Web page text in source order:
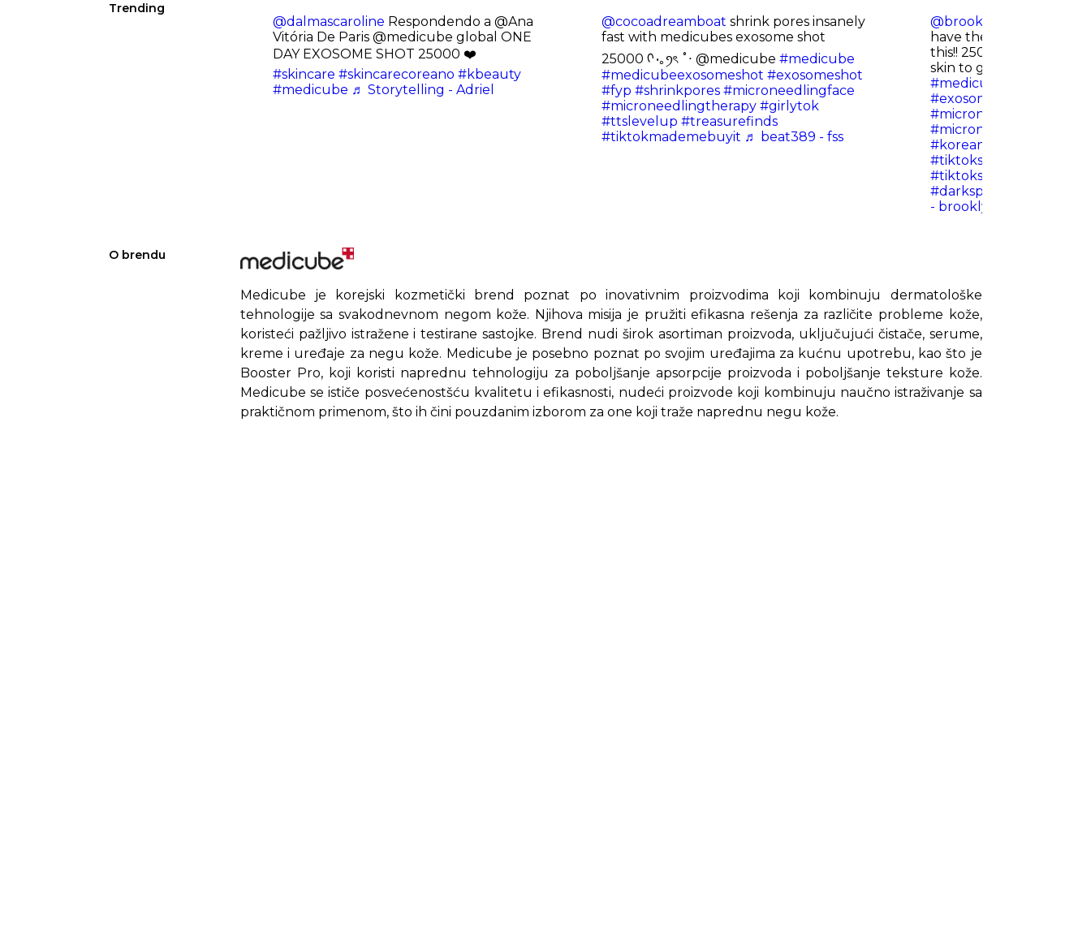
Trending
@dalmascaroline Respondendo a @Ana
Vitória De Paris @medicube global ONE
DAY EXOSOME SHOT 25000 ❤️
#skincare #skincarecoreano #kbeauty
#medicube ♬ Storytelling - Adriel
@cocoadreamboat shrink pores insanely
fast with medicubes exosome shot
25000 ᡣ •｡ꪆৎ ˚⋅ @medicube #medicube
#medicubeexosomeshot #exosomeshot
#fyp #shrinkpores #microneedlingface
#microneedlingtherapy #girlytok
#ttslevelup #treasurefinds
#tiktokmademebuyit ♬ beat389 - fss
@brooklynreviewsxoxo
have the BEST looking
this!! 25000 little
skin to generate new
#medicube
#exosomeshot25000
#microneedlingface
#koreanskincare
#tiktokshopcreatorpicks
#darkspots
- brooklyn
O brendu
Medicube je korejski kozmetički brend poznat po inovativnim proizvodima koji kombinuju dermatološke
tehnologije sa svakodnevnom negom kože. Njihova misija je pružiti efikasna rešenja za različite probleme kože,
koristeći pažljivo istražene i testirane sastojke. Brend nudi širok asortiman proizvoda, uključujući čistače, serume,
kreme i uređaje za negu kože. Medicube je posebno poznat po svojim uređajima za kućnu upotrebu, kao što je
Booster Pro, koji koristi naprednu tehnologiju za poboljšanje apsorpcije proizvoda i poboljšanje teksture kože.
Medicube se ističe posvećenostšću kvalitetu i efikasnosti, nudeći proizvode koji kombinuju naučno istraživanje sa
praktičnom primenom, što ih čini pouzdanim izborom za one koji traže naprednu negu kože.